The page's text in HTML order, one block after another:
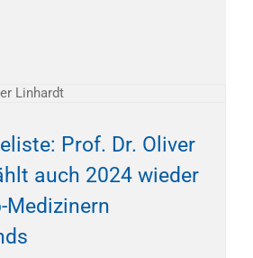
Prof. Dr. Oliver
auch 2024 wieder
Medizinern